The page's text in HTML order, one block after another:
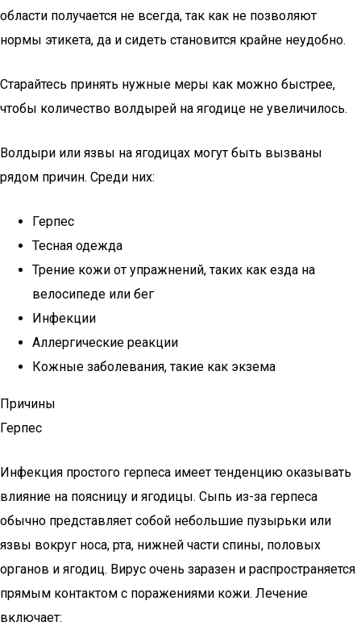
области получается не всегда, так как не позволяют
нормы этикета, да и сидеть становится крайне неудобно.
Старайтесь принять нужные меры как можно быстрее,
чтобы количество волдырей на ягодице не увеличилось.
Волдыри или язвы на ягодицах могут быть вызваны
рядом причин. Среди них:
Герпес
Тесная одежда
Трение кожи от упражнений, таких как езда на
велосипеде или бег
Инфекции
Аллергические реакции
Кожные заболевания, такие как экзема
Причины
Герпес
Инфекция простого герпеса имеет тенденцию оказывать
влияние на поясницу и ягодицы. Сыпь из-за герпеса
обычно представляет собой небольшие пузырьки или
язвы вокруг носа, рта, нижней части спины, половых
органов и ягодиц. Вирус очень заразен и распространяется
прямым контактом с поражениями кожи. Лечение
включает: